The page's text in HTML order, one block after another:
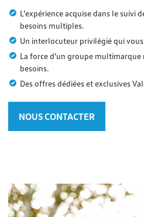
L’expérience acquise dans le suivi
besoins multiples.
Un interlocuteur privilégié qui
La force d’un groupe
besoins.
Des offres dédiées et exclusives
NOUS CONTACTER